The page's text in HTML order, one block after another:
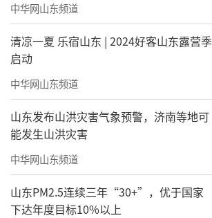
中华网山东频道
清凉一夏 乐宿山东 | 2024好客山东露营季
启动
中华网山东频道
山东发布山洪灾害气象预警，济南等地可
能发生山洪灾害
中华网山东频道
山东PM2.5连续三年“30+”，优于国家
下达年度目标10%以上